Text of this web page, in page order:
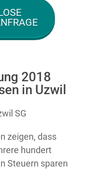
2018
in Uzwil
zeigen, dass
hundert
Steuern sparen